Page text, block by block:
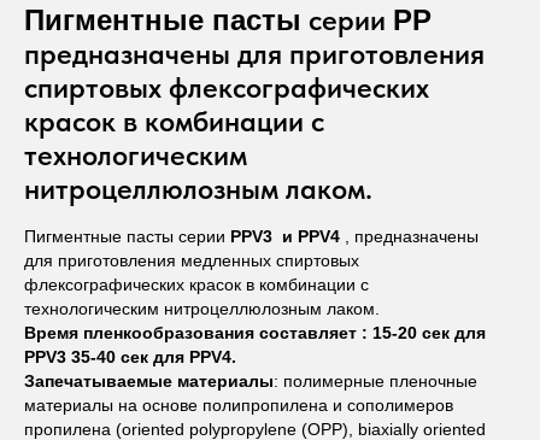
Пигментные пасты серии PP
предназначены для приготовления
спиртовых флексографических
красок в комбинации с
технологическим
нитроцеллюлозным лаком.
Пигментные пасты серии PPV3 и PPV4
, предназначены
для приготовления медленных спиртовых
флексографических красок в комбинации с
технологическим нитроцеллюлозным лаком.
Время пленкообразования составляет : 15-20 сек для
PPV3 35-40 сек для PPV4.
Запечатываемые материалы: полимерные пленочные
материалы на основе полипропилена и сополимеров
пропилена (oriented polypropylene (OPP), biaxially oriented